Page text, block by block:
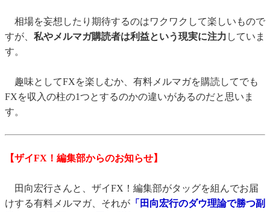
相場を妄想したり期待するのはワクワクして楽しいもので
すが、 私やメルマガ購読者は利益という現実に注力 していま
す。
趣味としてFXを楽しむか、有料メルマガを購読してでも
FXを収入の柱の1つとするのかの違いがあるのだと思いま
す。
【ザイFX！編集部からのお知らせ】
田向宏行さんと、ザイFX！編集部がタッグを組んでお届
けする有料メルマガ、それが 「田向宏行のダウ理論で勝つ副